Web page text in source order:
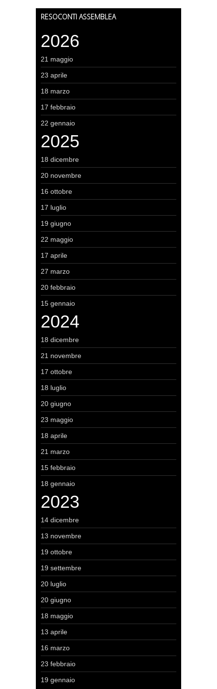
RESOCONTI ASSEMBLEA
2026
21 maggio
23 aprile
18 marzo
17 febbraio
22 gennaio
2025
18 dicembre
20 novembre
16 ottobre
17 luglio
19 giugno
22 maggio
17 aprile
27 marzo
20 febbraio
15 gennaio
2024
18 dicembre
21 novembre
17 ottobre
18 luglio
20 giugno
23 maggio
18 aprile
21 marzo
15 febbraio
18 gennaio
2023
14 dicembre
13 novembre
19 ottobre
19 settembre
20 luglio
20 giugno
18 maggio
13 aprile
16 marzo
23 febbraio
19 gennaio